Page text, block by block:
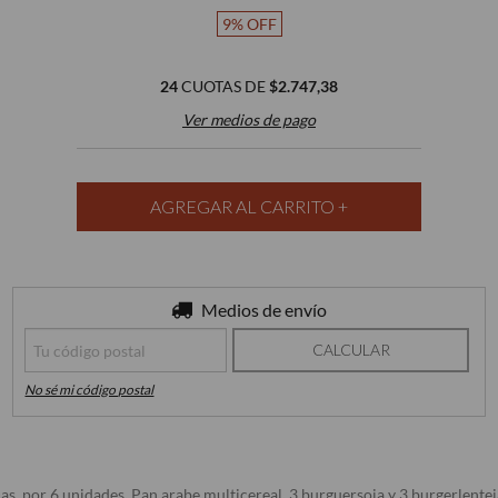
9%OFF
24CUOTAS DE$2.747,38
Ver medios de pago
Medios de envío
CALCULAR
No sé mi código postal
por 6 unidades. Pan arabe multicereal, 3 burguersoja y 3